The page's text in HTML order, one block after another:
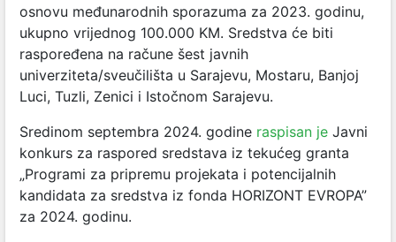
osnovu međunarodnih sporazuma za 2023. godinu,
ukupno vrijednog 100.000 KM. Sredstva će biti
raspoređena na račune šest javnih
univerziteta/sveučilišta u Sarajevu, Mostaru, Banjoj
Luci, Tuzli, Zenici i Istočnom Sarajevu.
Sredinom septembra 2024. godine raspisan je Javni
konkurs za raspored sredstava iz tekućeg granta
„Programi za pripremu projekata i potencijalnih
kandidata za sredstva iz fonda HORIZONT EVROPA”
za 2024. godinu.